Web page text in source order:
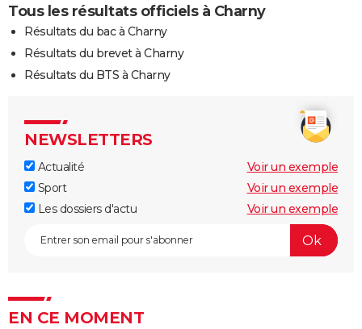
Tous les résultats officiels à Charny
Résultats du bac à Charny
Résultats du brevet à Charny
Résultats du BTS à Charny
NEWSLETTERS
Actualité
Voir un exemple
Sport
Voir un exemple
Les dossiers d'actu
Voir un exemple
EN CE MOMENT